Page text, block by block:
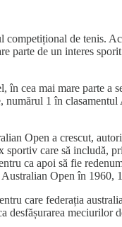
competițional de tenis.
parte de un interes
cea mai mare parte a
numărul 1 în
Open a crescut,
care să includă,
ca apoi să fie
Open în 1960,
care federația
meciurilor